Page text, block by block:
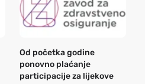
Od početka godine
ponovno plaćanje
participacije za lijekove